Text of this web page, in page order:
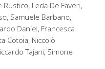
Leda De Faveri,
Samuele Barbano,
Daniel, Francesca
Cotoia, Niccolò
Tajani, Simone